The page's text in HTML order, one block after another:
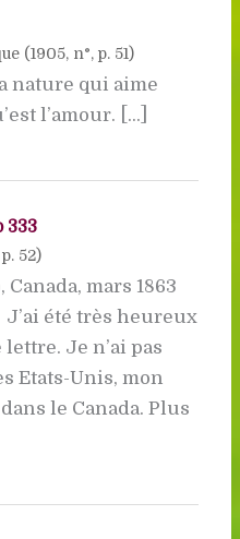
(1905, n°, p. 51)
nature qui aime
l’amour. [...]
333
52)
mars 1863
été très heureux
Je n’ai pas
Etats-Unis, mon
le Canada. Plus